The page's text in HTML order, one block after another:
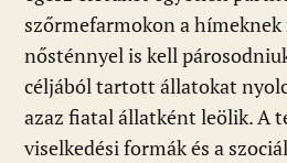
szőrmefarmokon a
nősténnyel is kell
céljából tartott állatokat
azaz fiatal állatként leölik. A
viselkedési formák és a